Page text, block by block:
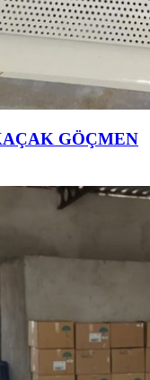
GÖÇMEN